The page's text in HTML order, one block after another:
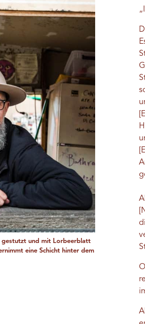
gestutzt und mit Lorbeerblatt
eine Schicht hinter dem